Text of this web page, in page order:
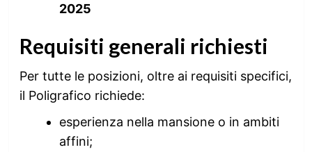
2025
Requisiti generali richiesti
Per tutte le posizioni, oltre ai requisiti specifici,
il Poligrafico richiede:
esperienza nella mansione o in ambiti
affini;